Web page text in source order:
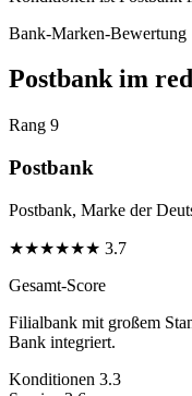
Bank-Marken-Bewertung
Postbank im
Rang 9
Postbank
Postbank, Marke der
★★★★★★ 3.7
Gesamt-Score
Filialbank mit großem
Bank integriert.
Konditionen 3.3